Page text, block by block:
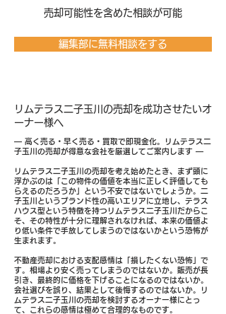
売却可能性を含めた相談が可能
編集部に無料相談をする
リムテラス二子玉川の売却を成功させたいオ
ーナー様へ
― 高く売る・早く売る・買取で即現金化。リムテラス二
子玉川の売却が得意な会社を厳選してご案内します ―
リムテラス二子玉川の売却を考え始めたとき、まず頭に
浮かぶのは「この物件の価値を本当に正しく評価しても
らえるのだろうか」という不安ではないでしょうか。二
子玉川というブランド性の高いエリアに立地し、テラス
ハウス型という特徴を持つリムテラス二子玉川だからこ
そ、その特性が十分に理解されなければ、本来の価値よ
り低い条件で手放してしまうのではないかという恐怖が
生まれます。
不動産売却における支配感情は「損したくない恐怖」で
す。相場より安く売ってしまうのではないか。販売が長
引き、最終的に価格を下げることになるのではないか。
会社選びを誤り、結果として後悔するのではないか。リ
ムテラス二子玉川の売却を検討するオーナー様にとっ
て、これらの感情は極めて合理的なものです。